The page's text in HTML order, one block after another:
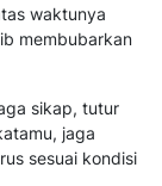
waktunya
membubarkan
sikap, tutur
jaga
sesuai kondisi